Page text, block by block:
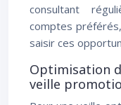
consultant
comptes
saisir ces
Optimisation
veille